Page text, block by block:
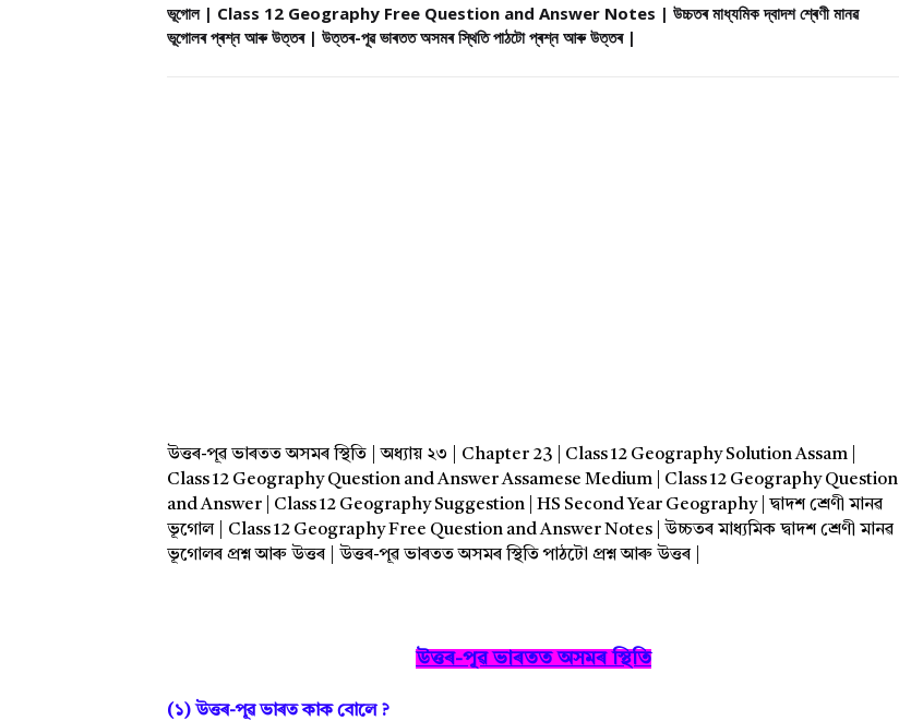
ভূগোল | Class 12 Geography Free Question and Answer Notes | উচ্চতৰ মাধ্যমিক দ্বাদশ শ্ৰেণী মানৱ
ভূগোলৰ প্ৰশ্ন আৰু উত্তৰ | উত্তৰ-পূৱ ভাৰতত অসমৰ স্থিতি পাঠটো প্ৰশ্ন আৰু উত্তৰ |
উত্তৰ-পূৱ ভাৰতত অসমৰ স্থিতি | অধ্যায় ২৩ | Chapter 23 | Class 12 Geography Solution Assam |
Class 12 Geography Question and Answer Assamese Medium | Class 12 Geography Question
and Answer | Class 12 Geography Suggestion | HS Second Year Geography | দ্বাদশ শ্ৰেণী মানৱ
ভূগোল | Class 12 Geography Free Question and Answer Notes | উচ্চতৰ মাধ্যমিক দ্বাদশ শ্ৰেণী মানৱ
ভূগোলৰ প্ৰশ্ন আৰু উত্তৰ | উত্তৰ-পূৱ ভাৰতত অসমৰ স্থিতি পাঠটো প্ৰশ্ন আৰু উত্তৰ |
উত্তৰ-পূৱ ভাৰতত অসমৰ স্থিতি
(১) উত্তৰ-পূৱ ভাৰত কাক বোলে ?